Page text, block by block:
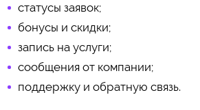
статусы заявок;
бонусы и скидки;
запись на услуги;
сообщения от компании;
поддержку и обратную связь.